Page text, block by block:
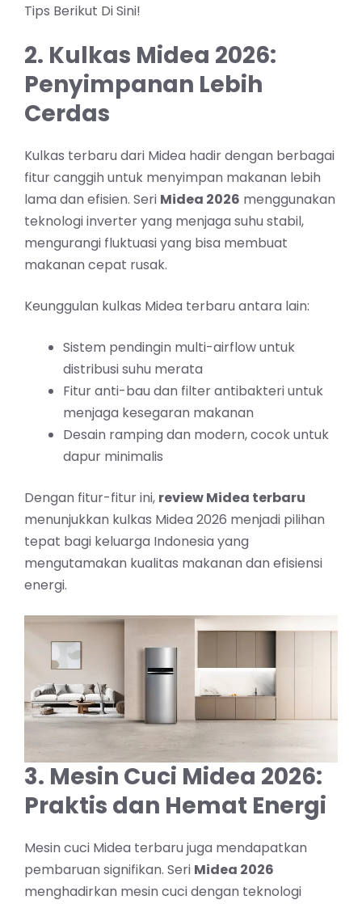
Tips Berikut Di Sini!
2. Kulkas Midea 2026:
Penyimpanan Lebih
Cerdas
Kulkas terbaru dari Midea hadir dengan berbagai
fitur canggih untuk menyimpan makanan lebih
lama dan efisien. Seri Midea 2026 menggunakan
teknologi inverter yang menjaga suhu stabil,
mengurangi fluktuasi yang bisa membuat
makanan cepat rusak.
Keunggulan kulkas Midea terbaru antara lain:
Sistem pendingin multi-airflow untuk
distribusi suhu merata
Fitur anti-bau dan filter antibakteri untuk
menjaga kesegaran makanan
Desain ramping dan modern, cocok untuk
dapur minimalis
Dengan fitur-fitur ini, review Midea terbaru
menunjukkan kulkas Midea 2026 menjadi pilihan
tepat bagi keluarga Indonesia yang
mengutamakan kualitas makanan dan efisiensi
energi.
3. Mesin Cuci Midea 2026:
Praktis dan Hemat Energi
Mesin cuci Midea terbaru juga mendapatkan
pembaruan signifikan. Seri Midea 2026
menghadirkan mesin cuci dengan teknologi